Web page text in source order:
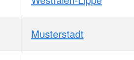
Musterstadt